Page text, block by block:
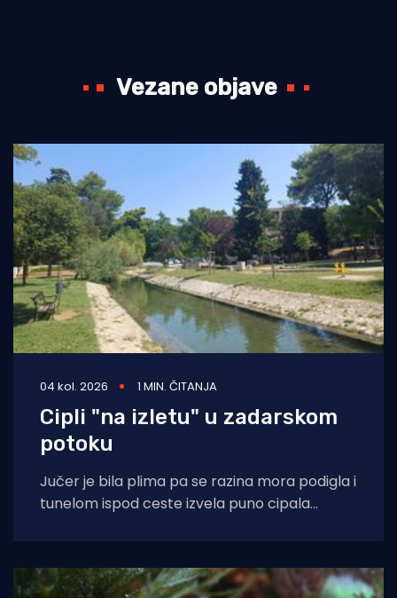
Vezane objave
04 kol. 2026 1 MIN. ČITANJA
Cipli "na izletu" u zadarskom
potoku
Jučer je bila plima pa se razina mora podigla i
tunelom ispod ceste izvela puno cipala